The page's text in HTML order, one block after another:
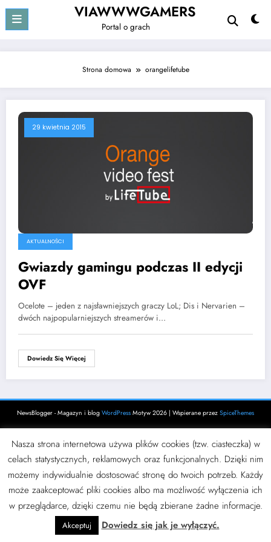
treści
VIAWWWGAMERS
Portal o grach
Strona domowa orangelifetube
29 kwietnia 2015
AKTUALNOŚCI
Gwiazdy gamingu podczas II edycji
OVF
Ocelote – jeden z najsławniejszych graczy LoL; Dis i Nervarien –
dwóch najpopularniejszych streamerów i…
Dowiedz Się Więcej
NewsBlogger - Magazyn i blog WordPress Motyw 2026 | Wspierane przez SpiceThemes
Nasza strona internetowa używa plików cookies (tzw. ciasteczka) w
celach statystycznych, reklamowych oraz funkcjonalnych. Dzięki nim
możemy indywidualnie dostosować stronę do twoich potrzeb. Każdy
może zaakceptować pliki cookies albo ma możliwość wyłączenia ich
w przeglądarce, dzięki czemu nie będą zbierane żadne informacje.
Akceptuj Dowiedz się jak je wyłączyć.